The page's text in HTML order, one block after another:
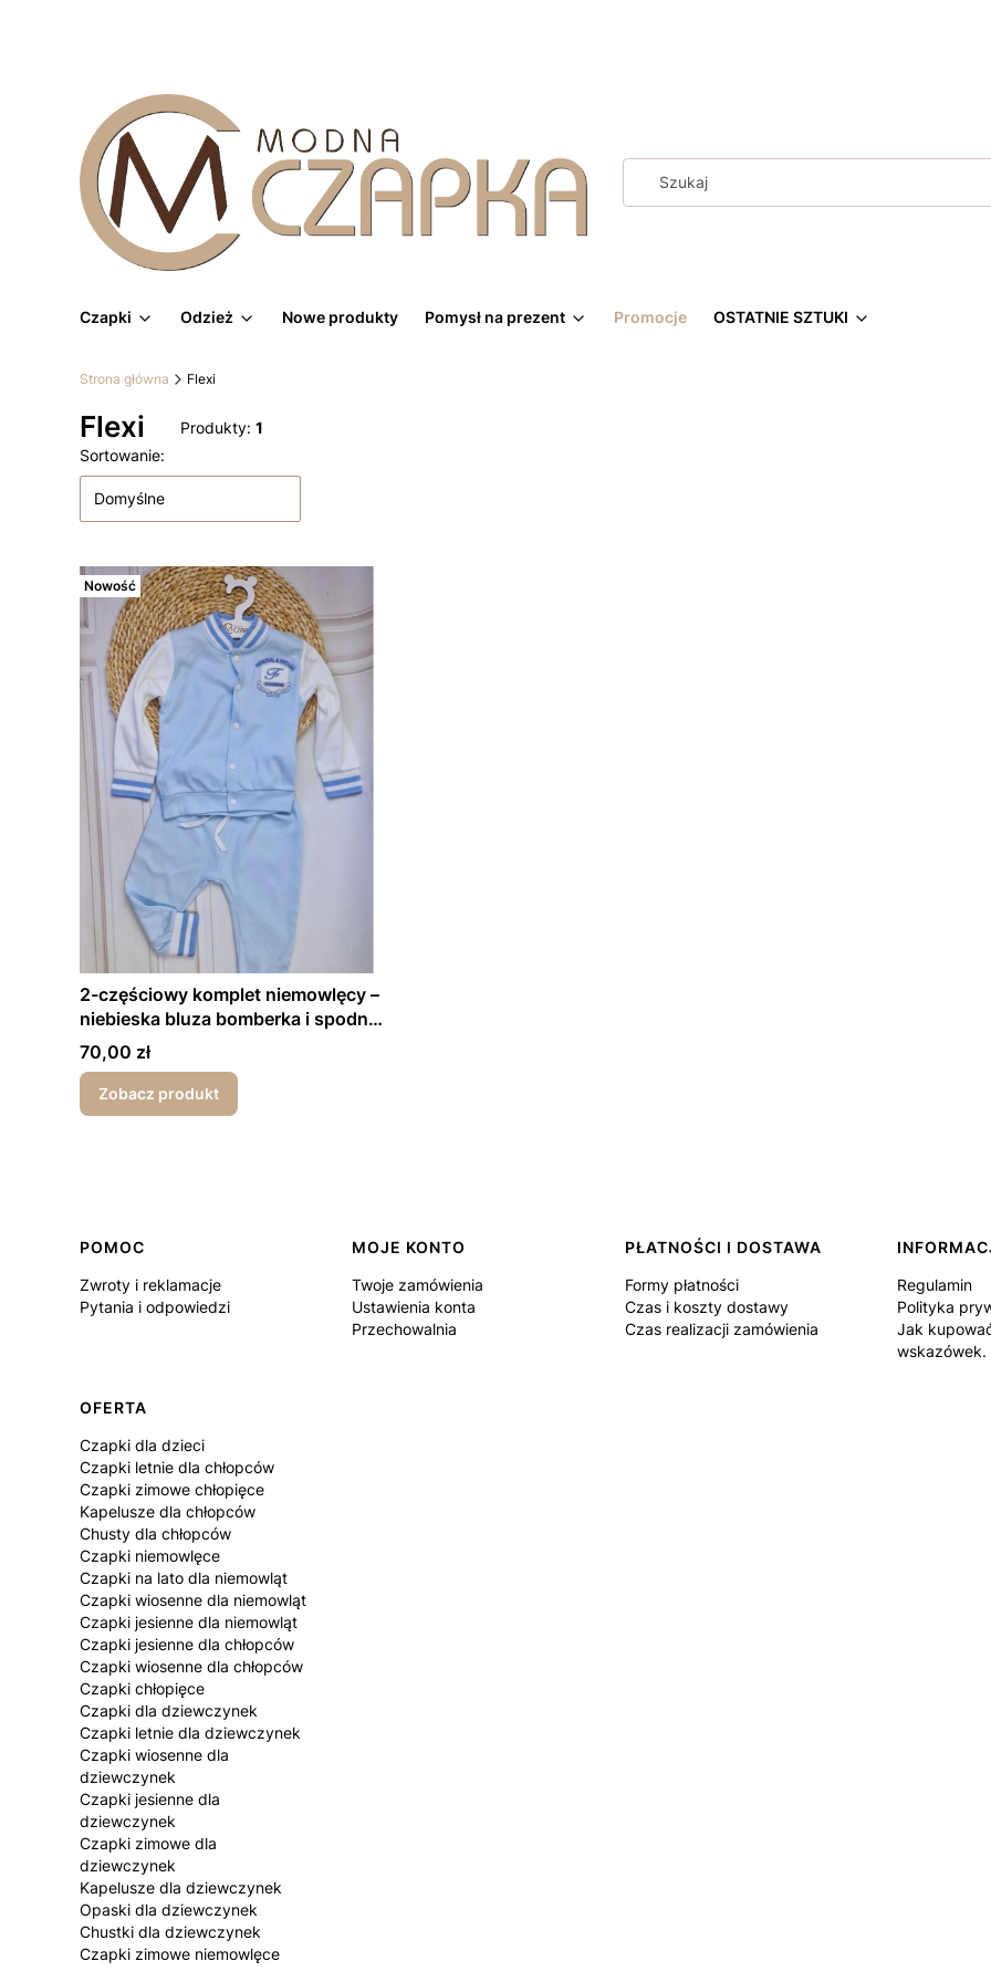
Czapki Odzież Nowe produkty Pomysł na prezent Promocje OSTATNIE SZTUKI
Strona główna Flexi
Flexi Produkty: 1
Lista produktów
Sortowanie:
Domyślne
Nowość
2-częściowy komplet niemowlęcy –
niebieska bluza bomberka i spodnie
| Flexi
Cena
70,00 zł
Zobacz produkt
Linki w stopce
POMOC
Zwroty i reklamacje
Pytania i odpowiedzi
MOJE KONTO
Twoje zamówienia
Ustawienia konta
Przechowalnia
PŁATNOŚCI I DOSTAWA
Formy płatności
Czas i koszty dostawy
Czas realizacji zamówienia
Regulamin
Polityka
Jak
wskazówek.
OFERTA
Czapki dla dzieci
Czapki letnie dla chłopców
Czapki zimowe chłopięce
Kapelusze dla chłopców
Chusty dla chłopców
Czapki niemowlęce
Czapki na lato dla niemowląt
Czapki wiosenne dla niemowląt
Czapki jesienne dla niemowląt
Czapki jesienne dla chłopców
Czapki wiosenne dla chłopców
Czapki chłopięce
Czapki dla dziewczynek
Czapki letnie dla dziewczynek
Czapki wiosenne dla
dziewczynek
Czapki jesienne dla
dziewczynek
Czapki zimowe dla
dziewczynek
Kapelusze dla dziewczynek
Opaski dla dziewczynek
Chustki dla dziewczynek
Czapki zimowe niemowlęce